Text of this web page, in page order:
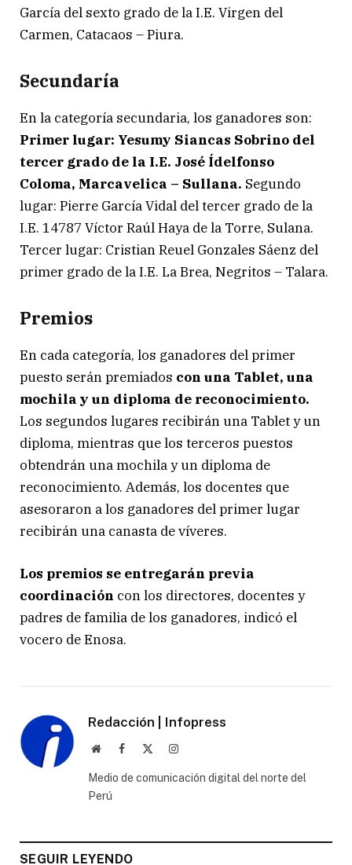
García del sexto grado de la I.E. Virgen del
Carmen, Catacaos – Piura.
Secundaría
En la categoría secundaria, los ganadores son:
Primer lugar: Yesumy Siancas Sobrino del
tercer grado de la I.E. José Ídelfonso
Coloma, Marcavelica – Sullana. Segundo
lugar: Pierre García Vidal del tercer grado de la
I.E. 14787 Víctor Raúl Haya de la Torre, Sulana.
Tercer lugar: Cristian Reuel Gonzales Sáenz del
primer grado de la I.E. La Brea, Negritos – Talara.
Premios
En cada categoría, los ganadores del primer
puesto serán premiados con una Tablet, una
mochila y un diploma de reconocimiento.
Los segundos lugares recibirán una Tablet y un
diploma, mientras que los terceros puestos
obtendrán una mochila y un diploma de
reconocimiento. Además, los docentes que
asesoraron a los ganadores del primer lugar
recibirán una canasta de víveres.
Los premios se entregarán previa
coordinación con los directores, docentes y
padres de familia de los ganadores, indicó el
vocero de Enosa.
Redacción | Infopress
WebsiteFacebook Instagram
Medio de comunicación digital del norte del
Perú
SEGUIR LEYENDO